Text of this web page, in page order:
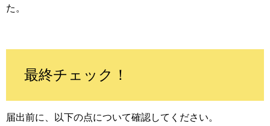
た。
最終チェック！
届出前に、以下の点について確認してください。